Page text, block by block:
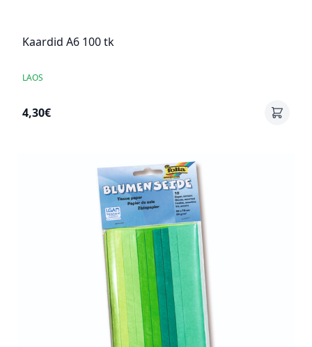
Kaardid A6 100 tk
LAOS
4,30€